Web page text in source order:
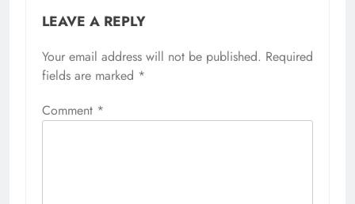
LEAVE A REPLY
Your email address will not be published. Required
fields are marked *
Comment *